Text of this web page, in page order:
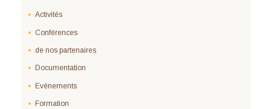
Activités
Conférences
de nos partenaires
Documentation
Evénements
Formation